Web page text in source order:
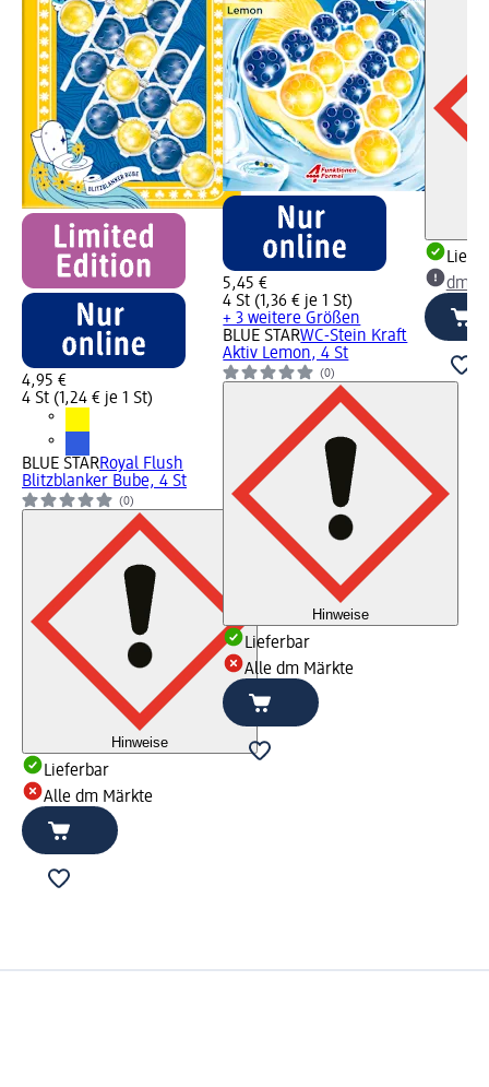
4,95 €
4 St (1,24 € je 1 St)
BLUE STARRoyal Flush
Blitzblanker Bube, 4 St
(0)
Hinweise
Lieferbar
Alle dm Märkte
5,45 €
4 St (1,36 € je 1 St)
+ 3 weitere Größen
BLUE STARWC-Stein Kraft
Aktiv Lemon, 4 St
(0)
Hinweise
Lieferbar
Alle dm Märkte
dm